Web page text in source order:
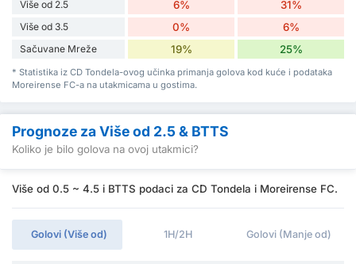
Više od 2.5 6% 31%
Više od 3.5 0% 6%
Sačuvane Mreže 19% 25%
* Statistika iz CD Tondela-ovog učinka primanja golova kod kuće i podataka
Moreirense FC-a na utakmicama u gostima.
Prognoze za Više od 2.5 & BTTS
Koliko je bilo golova na ovoj utakmici?
Više od 0.5 ~ 4.5 i BTTS podaci za CD Tondela i Moreirense FC.
Golovi (Više od) 1H/2H Golovi (Manje od)